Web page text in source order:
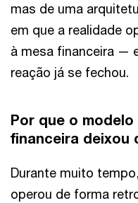
mas de uma
em que a realidade
à mesa financeira —
reação já se fechou.
Por que o
financeira deixou
Durante muito
operou de forma